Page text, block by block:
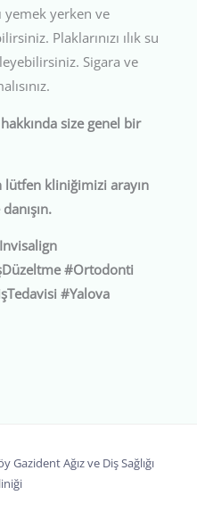
yemek yerken ve
Plaklarınızı ılık su
Sigara ve
size genel bir
kliniğimizi arayın
#Ortodonti
#Yalova
Ağız ve Diş Sağlığı